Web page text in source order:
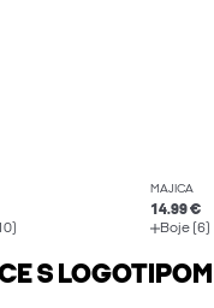
MAJICA
14.99 €
Boje (6)
S LOGOTIPOM